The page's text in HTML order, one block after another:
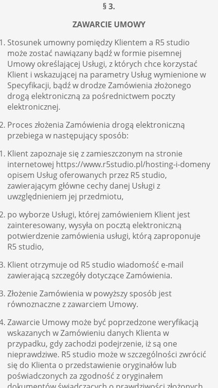
§ 3.
ZAWARCIE UMOWY
Stosunek umowny pomiędzy Klientem a R5 studio
może zostać nawiązany bądź w formie pisemnej
Umowy określającej Usługi, z których chce korzystać
Klient i wskazującej na parametry Usług wymienione w
Specyfikacji, bądź w drodze Zamówienia złożonego
drogą elektroniczną za pośrednictwem poczty
elektronicznej.
Proces złożenia Zamówienia drogą elektroniczną
przebiega w następujący sposób:
Klient zapoznaje się z zamieszczonym na stronie
internetowej https://www.r5studio.pl/hosting-i-domeny
opisem Usług oferowanych przez R5 studio,
zawierającym główne cechy danej Usługi z
uwzględnieniem jej przedmiotu,
po wyborze Usługi, której zamówieniem Klient jest
zainteresowany, wysyła on pocztą elektroniczną
potwierdzenie zamówienia usługi, którą zaproponuje
R5 studio,
Klient otrzymuje od R5 studio wiadomość e-mail
zawierającą szczegóły dotyczące Zamówienia.
Złożenie Zamówienia w powyższy sposób jest
równoznaczne z zawarciem Umowy.
Zawarcie Umowy może być poprzedzone weryfikacją
wskazanych w Zamówieniu danych Klienta w
przypadku, gdy zachodzi podejrzenie, iż są one
nieprawdziwe. R5 studio może w szczególności zwrócić
się do Klienta o przedstawienie oryginałów lub
poświadczonych za zgodność z oryginałem